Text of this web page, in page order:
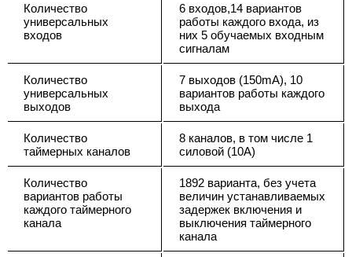
Количество
универсальных
входов
6 входов,14 вариантов
работы каждого входа, из
них 5 обучаемых входным
сигналам
Количество
универсальных
выходов
7 выходов (150mA), 10
вариантов работы каждого
выхода
Количество
таймерных каналов
8 каналов, в том числе 1
силовой (10А)
Количество
вариантов работы
каждого таймерного
канала
1892 варианта, без учета
величин устанавливаемых
задержек включения и
выключения таймерного
канала